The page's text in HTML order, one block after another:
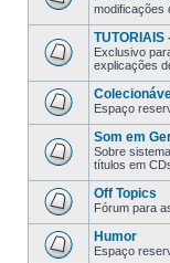
modificações
TUTORIAIS
Exclusivo
explicações
Espaço
Som em
Sobre
tí­tulos em
Off Topics
Fórum para
Humor
Espaço